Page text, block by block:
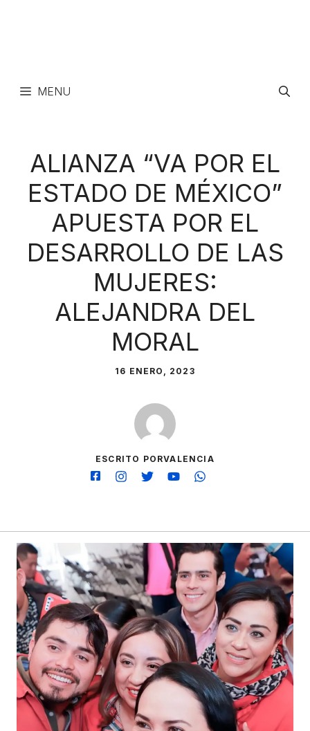
MENU
ALIANZA “VA POR EL
ESTADO DE MÉXICO”
APUESTA POR EL
DESARROLLO DE LAS
MUJERES:
ALEJANDRA DEL
MORAL
16 ENERO, 2023
ESCRITO PORVALENCIA